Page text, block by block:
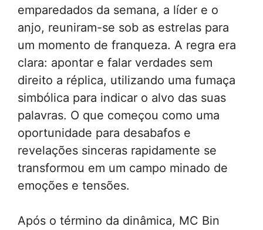
emparedados da semana, a líder e o
anjo, reuniram-se sob as estrelas para
um momento de franqueza. A regra era
clara: apontar e falar verdades sem
direito a réplica, utilizando uma fumaça
simbólica para indicar o alvo das suas
palavras. O que começou como uma
oportunidade para desabafos e
revelações sinceras rapidamente se
transformou em um campo minado de
emoções e tensões.
Após o término da dinâmica, MC Bin